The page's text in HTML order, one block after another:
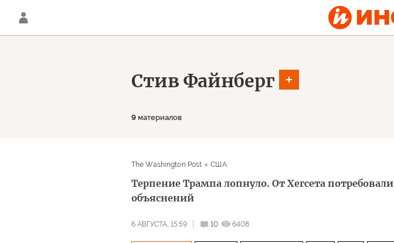
Стив Файнберг
9 материалов
The Washington Post США
Терпение Трампа лопнуло. От Хегсета потребовали
объяснений
6 АВГУСТА, 15:59 10 6408